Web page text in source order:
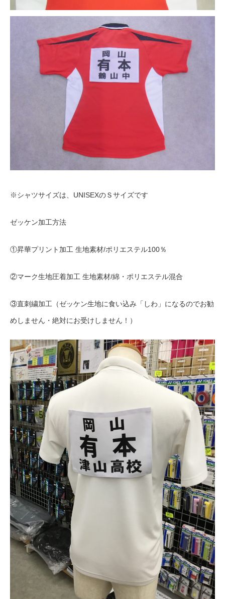
※シャツサイズは、UNISEXのＳサイズです
ゼッケン加工方法
①昇華プリント加工 生地素材/ポリエステル100％
②マーク生地圧着加工 生地素材/綿・ポリエステル混合
③直刺繍加工（ゼッケン生地に食い込み「しわ」になるのでお勧
めしません・絶対にお受けしません！）